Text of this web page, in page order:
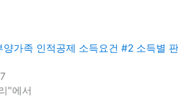
양가족 인적공제 소득요건 #2 소득별 판
"에서